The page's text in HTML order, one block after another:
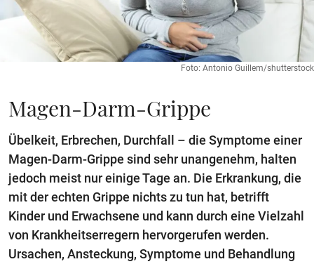
Foto: Antonio Guillem/shutterstock
Magen-Darm-Grippe
Übelkeit, Erbrechen, Durchfall – die Symptome einer
Magen-Darm-Grippe sind sehr unangenehm, halten
jedoch meist nur einige Tage an. Die Erkrankung, die
mit der echten Grippe nichts zu tun hat, betrifft
Kinder und Erwachsene und kann durch eine Vielzahl
von Krankheitserregern hervorgerufen werden.
Ursachen, Ansteckung, Symptome und Behandlung